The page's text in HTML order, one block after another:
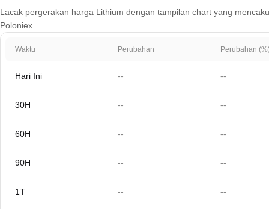
Lacak pergerakan harga Lithium dengan tampilan chart yang
Poloniex.
Waktu Perubahan Perubahan
Hari Ini -- --
30H -- --
60H -- --
90H -- --
1T -- --